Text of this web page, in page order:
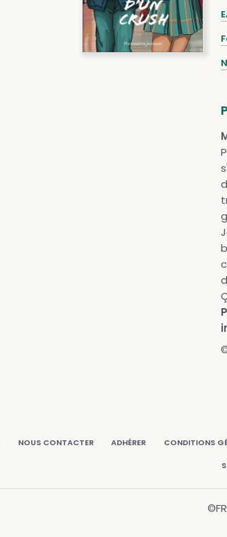
NOUS CONTACTER ADHÉRER CONDITIONS